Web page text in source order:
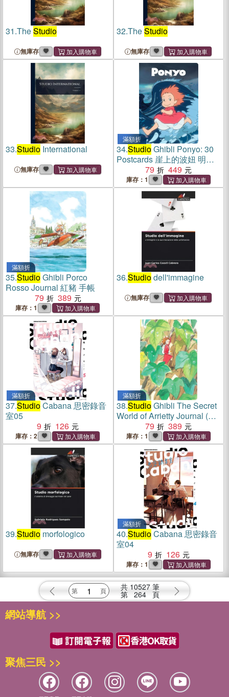
31.TheStudio
無庫存
32.TheStudio
無庫存
33.Studio International
無庫存
滿額折
34.StudioGhibli Ponyo: 30
Postcards 崖上的波妞 明信
79 449
庫存：1
滿額折
35.StudioGhibli Porco
Rosso Journal 紅豬 手帳
79
389
庫存：1
36.Studiodell'immagine
無庫存
滿額折
37.StudioCabana 思密錄音
室05
9
126
庫存：2
滿額折
38.StudioGhibli The Secret
World of Arrietty Journal (日
79 389
庫存：1
39.Studio morfologico
無庫存
滿額折
40.StudioCabana 思密錄音
室04
9
126
庫存：1
共 10527 筆
第 264 頁
網站導航 >>
聚焦三民 >>